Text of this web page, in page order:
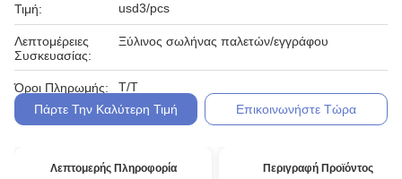
Τιμή: usd3/pcs
Λεπτομέρειες
Συσκευασίας:
Ξύλινος σωλήνας παλετών/εγγράφου
Όροι Πληρωμής:
T/T
Πάρτε Την Καλύτερη Τιμή
Επικοινωνήστε Τώρα
Λεπτομερής Πληροφορία Περιγραφή Προϊόντος